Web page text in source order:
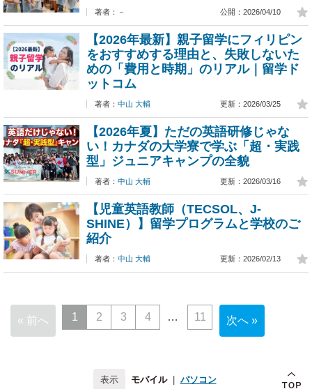
公開：2026/04/10
著者：－
【2026年最新】親子留学にフィリピン
をおすすめする理由と、失敗しないた
めの「費用と時期」のリアル｜留学ド
ットコム
更新：2026/03/25
著者： 中山 大輔
【2026年夏】ただの英語研修じゃな
い！カナダの大学寮で学ぶ「超・実践
型」ジュニアキャンプの全貌
更新：2026/03/16
著者： 中山 大輔
【児童英語教師（TECSOL、J-
SHINE）】留学プログラムと学校のご
紹介
更新：2026/02/13
著者： 中山 大輔
« 前へ 1 2 3 4 11 次へ »
モバイル パソコン